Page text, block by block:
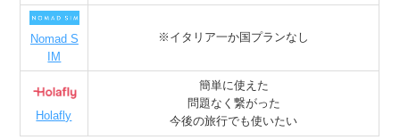
Nomad S
IM
※イタリア一か国プランなし
Holafly
簡単に使えた
問題なく繋がった
今後の旅行でも使いたい